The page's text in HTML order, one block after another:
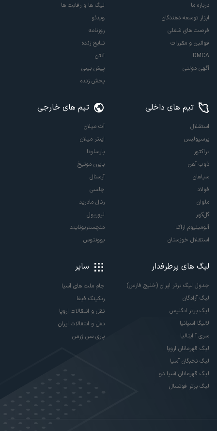
درباره ما
ابزار توسعه دهندگان
فرصت های شغلی
قوانین و مقررات
DMCA
آگهی دولتی
لیگ ها و رقابت ها
ویدئو
روزنامه
نتایج زنده
آنتن
پیش بینی
پخش زنده
تیم های داخلی
استقلال
پرسپولیس
تراکتور
ذوب آهن
سپاهان
فولاد
ملوان
گل‌گهر
آلومینیوم اراک
استقلال خوزستان
تیم های خارجی
آث میلان
اینتر میلان
بارسلونا
بایرن مونیخ
آرسنال
چلسی
رئال مادرید
لیورپول
منچستریونایتد
یوونتوس
لیگ های پرطرفدار
جدول لیگ برتر ایران (خلیج فارس)
لیگ آزادگان
لیگ برتر انگلیس
لالیگا اسپانیا
سری آ ایتالیا
لیگ قهرمانان اروپا
لیگ نخبگان آسیا
لیگ قهرمانان آسیا دو
لیگ برتر فوتسال
سایر
جام ملت های آسیا
رنکینگ فیفا
نقل و انتقالات اروپا
نقل و انتقالات ایران
پاری سن ژرمن